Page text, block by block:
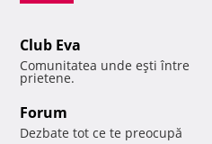
Club Eva
Comunitatea unde eşti între
prietene.
Forum
Dezbate tot ce te preocupă